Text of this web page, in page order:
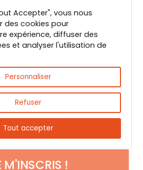
Accepter", vous nous
des cookies pour
expérience, diffuser des
et analyser l'utilisation de
Personnaliser
Refuser
Tout accepter
PDF offert !
à notre Newsletter et
le guide des
un guide numérique
avec les épices et
leurs usages
M'INSCRIS !